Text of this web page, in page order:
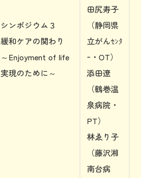
シンポジウム３
緩和ケアの関わり
～Enjoyment of life
実現のために～
田尻寿子
（静岡県
立がんｾﾝﾀ
ｰ・OT）
添田遼
（鶴巻温
泉病院・
PT）
林ゑり子
（藤沢湘
南台病